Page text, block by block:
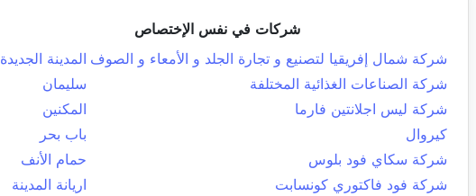
شركات في نفس الإختصاص
شركة شمال إفريقيا لتصنيع و تجارة الجلد و الأمعاء و الصوف المدينة الجديدة
شركة الصناعات الغذائية المختلفة
سليمان
شركة ليس اجلانتين فارما
المكنين
كيروال
باب بحر
شركة سكاي فود بلوس
حمام الأنف
شركة فود فاكتوري كونسابت
اريانة المدينة